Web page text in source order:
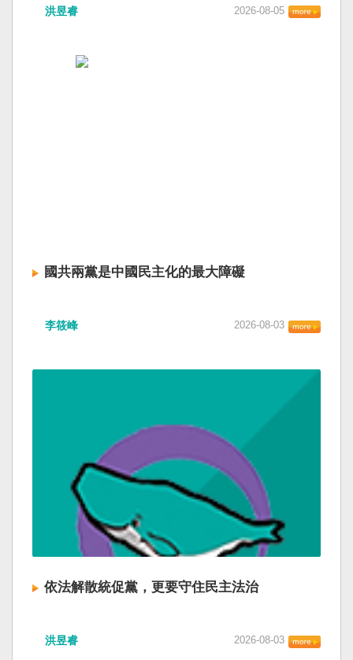
洪昱睿 2026-08-05
國共兩黨是中國民主化的最大障礙
李筱峰 2026-08-03
依法解散統促黨，更要守住民主法治
洪昱睿 2026-08-03